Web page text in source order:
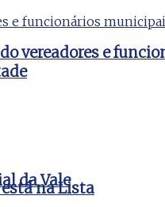
na Lista
vereadores e
da Vale